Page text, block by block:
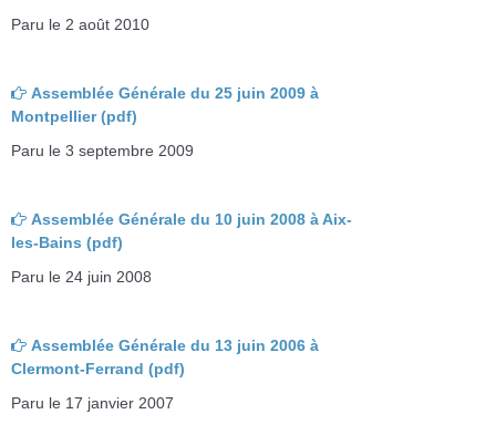
Paru le 2 août 2010
Assemblée Générale du 25 juin 2009 à
Montpellier (pdf)
Paru le 3 septembre 2009
Assemblée Générale du 10 juin 2008 à Aix-
les-Bains (pdf)
Paru le 24 juin 2008
Assemblée Générale du 13 juin 2006 à
Clermont-Ferrand (pdf)
Paru le 17 janvier 2007